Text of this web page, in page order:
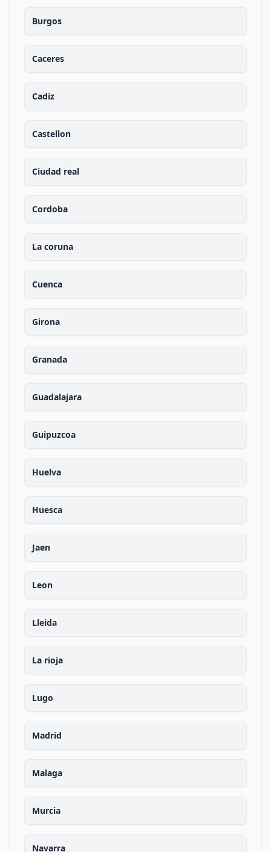
Burgos
Caceres
Cadiz
Castellon
Ciudad real
Cordoba
La coruna
Cuenca
Girona
Granada
Guadalajara
Guipuzcoa
Huelva
Huesca
Jaen
Leon
Lleida
La rioja
Lugo
Madrid
Malaga
Murcia
Navarra